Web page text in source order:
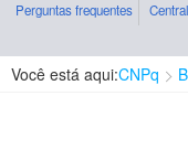
Perguntas frequentes
Você está aqui:CNPq